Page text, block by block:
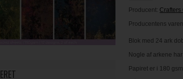
Producent: Crafters
Producentens
Blok med 24 ark
Nogle af arkene
Papiret er i 180 gsm